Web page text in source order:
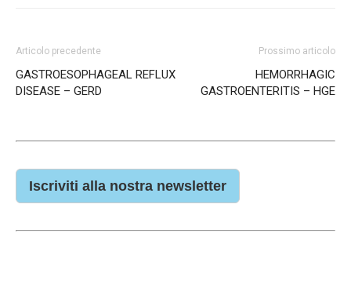
Articolo precedente
GASTROESOPHAGEAL REFLUX
DISEASE – GERD
Prossimo articolo
HEMORRHAGIC
GASTROENTERITIS – HGE
Iscriviti alla nostra newsletter